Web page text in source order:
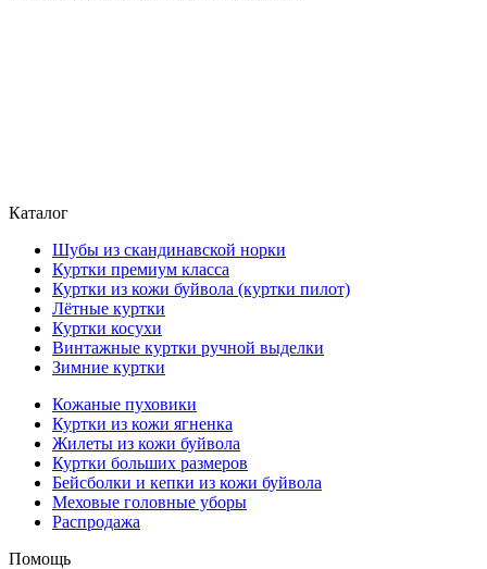
Каталог
Шубы из скандинавской норки
Куртки премиум класса
Куртки из кожи буйвола (куртки пилот)
Лётные куртки
Куртки косухи
Винтажные куртки ручной выделки
Зимние куртки
Кожаные пуховики
Куртки из кожи ягненка
Жилеты из кожи буйвола
Куртки больших размеров
Бейсболки и кепки из кожи буйвола
Меховые головные уборы
Распродажа
Помощь